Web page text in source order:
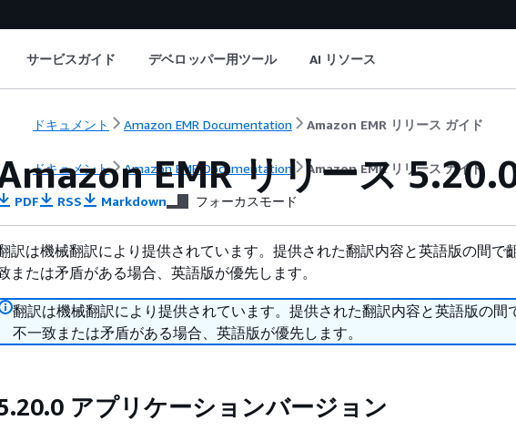
サービスガイド デベロッパー用ツール AI リソース
ドキュメント Amazon EMR Documentation Amazon EMR リリース ガイド
ドキュメント Amazon EMR Documentation Amazon EMR リリース ガイド
EMR リリース
PDF RSS Markdown フォーカスモード
訳は機械翻訳により提供されています。提供された翻訳内容と英語版の間で
または矛盾がある場合、英語版が優先します。
翻訳は機械翻訳により提供されています。提供された翻訳内容と英語版の間
不一致または矛盾がある場合、英語版が優先します。
アプリケーションバージョン